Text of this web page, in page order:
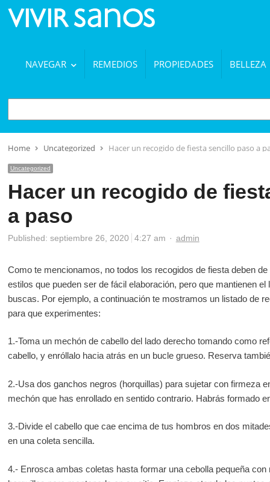
NAVEGAR REMEDIOS PROPIEDADES BELLEZA
BUSCAR
Home Uncategorized Hacer un recogido de fiesta sencillo paso a
Uncategorized
Hacer un recogido de
a paso
Published: septiembre 26, 2020 4:27 am Author
admin
Como te mencionamos, no todos los recogidos de fiesta deben
estilos que pueden ser de fácil elaboración, pero que mantienen
buscas. Por ejemplo, a continuación te mostramos un listado de
para que experimentes:
1.-Toma un mechón de cabello del lado derecho tomando como
cabello, y enróllalo hacia atrás en un bucle grueso. Reserva
2.-Usa dos ganchos negros (horquillas) para sujetar con firmeza
mechón que has enrollado en sentido contrario. Habrás formado
3.-Divide el cabello que cae encima de tus hombros en dos
en una coleta sencilla.
4.- Enrosca ambas coletas hasta formar una cebolla pequeña